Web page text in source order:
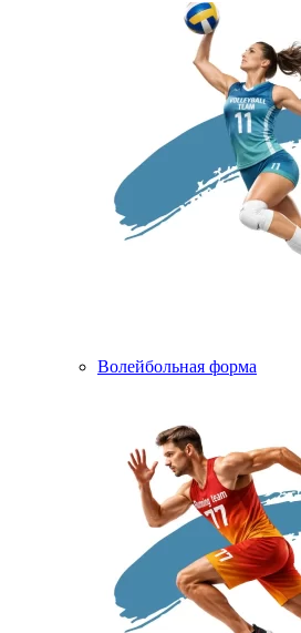
Волейбольная форма